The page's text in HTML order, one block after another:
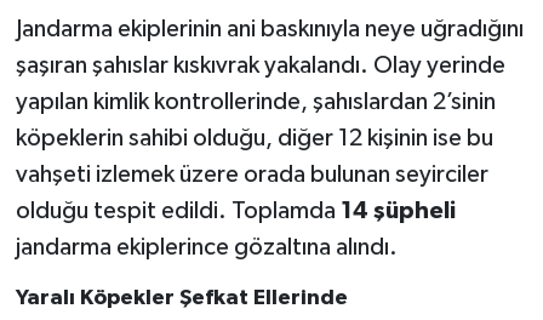
Jandarma ekiplerinin ani baskınıyla neye uğradığını
şaşıran şahıslar kıskıvrak yakalandı. Olay yerinde
yapılan kimlik kontrollerinde, şahıslardan 2’sinin
köpeklerin sahibi olduğu, diğer 12 kişinin ise bu
vahşeti izlemek üzere orada bulunan seyirciler
olduğu tespit edildi. Toplamda 14 şüpheli
jandarma ekiplerince gözaltına alındı.
Yaralı Köpekler Şefkat Ellerinde